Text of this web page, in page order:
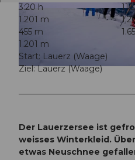
© Xaver Büeler, Schwyz Tourismus
© Xaver Büeler, Schwyz Tourismus
3:20 h
1.201 m
455 m
1.201 m
Start: Lauerz (Waage)
Ziel: Lauerz (Waage)
Der Lauerzersee ist
weisses Winterkleid.
etwas Neuschnee